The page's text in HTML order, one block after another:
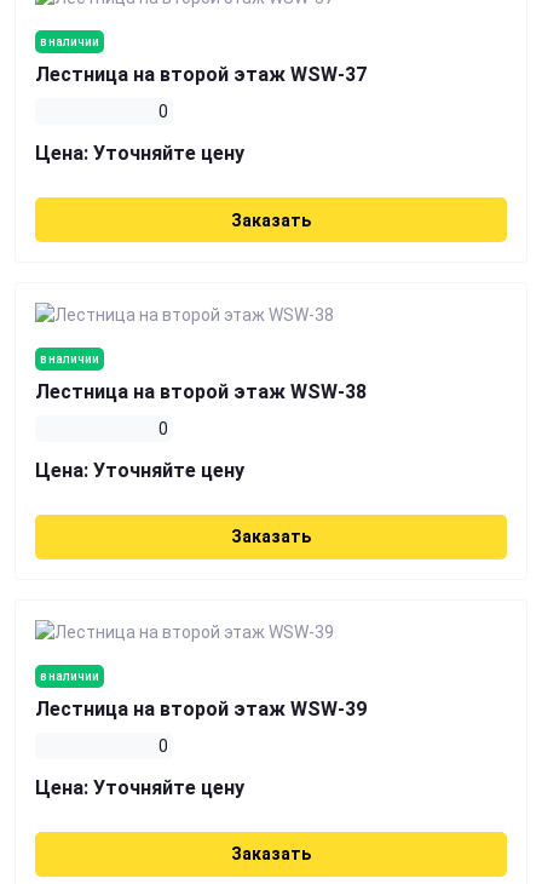
в наличии
Лестница на второй этаж WSW-37
0
Цена: Уточняйте цену
Заказать
в наличии
Лестница на второй этаж WSW-38
0
Цена: Уточняйте цену
Заказать
в наличии
Лестница на второй этаж WSW-39
0
Цена: Уточняйте цену
Заказать